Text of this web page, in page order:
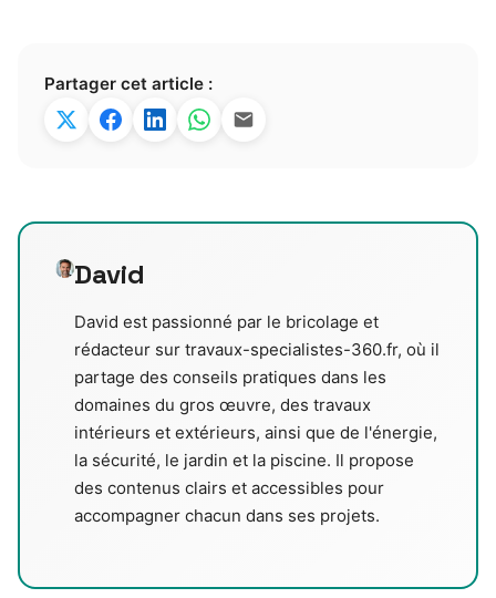
Partager cet article :
David
David est passionné par le bricolage et
rédacteur sur travaux-specialistes-360.fr, où il
partage des conseils pratiques dans les
domaines du gros œuvre, des travaux
intérieurs et extérieurs, ainsi que de l'énergie,
la sécurité, le jardin et la piscine. Il propose
des contenus clairs et accessibles pour
accompagner chacun dans ses projets.